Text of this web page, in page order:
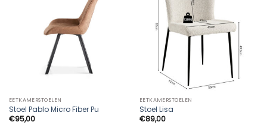
EETKAMERSTOELEN
Stoel Pablo Micro Fiber Pu
€95,00
EETKAMERSTOELEN
Stoel Lisa
€89,00